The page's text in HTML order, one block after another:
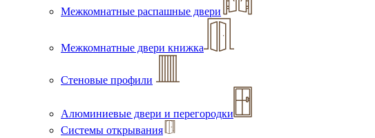
Межкомнатные распашные двери
Межкомнатные двери книжка
Стеновые профили
Алюминиевые двери и перегородки
Системы открывания